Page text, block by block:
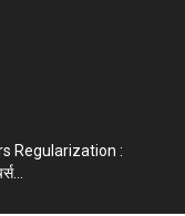
Regularization :